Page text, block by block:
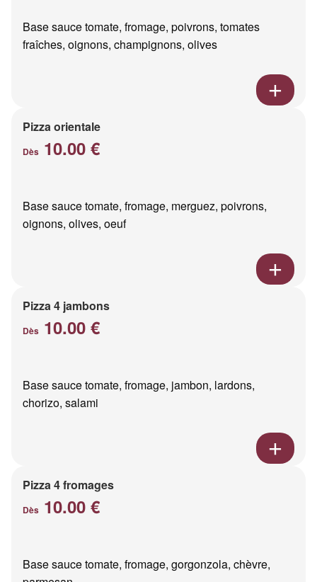
Base sauce tomate, fromage, poivrons, tomates
fraîches, oignons, champignons, olives
Pizza orientale
Dès 10.00 €
Base sauce tomate, fromage, merguez, poivrons,
oignons, olives, oeuf
Pizza 4 jambons
Dès 10.00 €
Base sauce tomate, fromage, jambon, lardons,
chorizo, salami
Pizza 4 fromages
Dès 10.00 €
Base sauce tomate, fromage, gorgonzola, chèvre,